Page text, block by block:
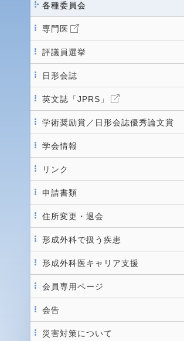
各種委員会
専門医
評議員選挙
日形会誌
英文誌「JPRS」
学術奨励賞／日形会誌優秀論文賞
学会情報
リンク
申請書類
住所変更・退会
形成外科で扱う疾患
形成外科医キャリア支援
会員専用ページ
会告
災害対策について